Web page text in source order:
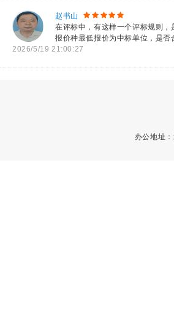
赵书山
在评标中，有这样一个评标规则
报价种最低报价为中标单位，是否
2026/5/19 21:00:27
办公地址